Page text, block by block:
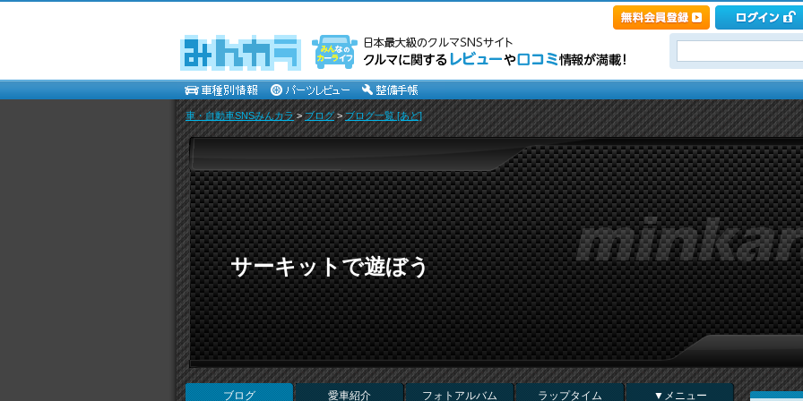
車・自動車SNSみんカラ>ブログ>ブログ一覧 [あど]
サーキットで遊ぼう
ブログ 愛車紹介 フォトアルバム ラップタイム ▼メニュー